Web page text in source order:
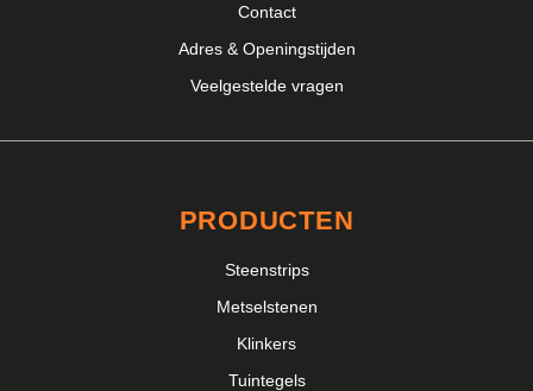
Contact
Adres & Openingstijden
Veelgestelde vragen
PRODUCTEN
Steenstrips
Metselstenen
Klinkers
Tuintegels